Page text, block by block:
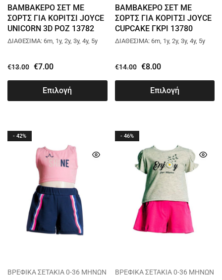
ΒΑΜΒΑΚΕΡΟ ΣΕΤ ΜΕ
ΣΟΡΤΣ ΓΙΑ ΚΟΡΙΤΣΙ JOYCE
UNICORN 3D ΡΟΖ 13782
ΔΙΑΘΕΣΙΜΑ: 6m, 1y, 2y, 3y, 4y, 5y
€13.00 €7.00
Επιλογή
ΒΑΜΒΑΚΕΡΟ ΣΕΤ ΜΕ
ΣΟΡΤΣ ΓΙΑ ΚΟΡΙΤΣΙ JOYCE
CUPCAKE ΓΚΡΙ 13780
ΔΙΑΘΕΣΙΜΑ: 6m, 1y, 2y, 3y, 4y, 5y
€14.00 €8.00
Επιλογή
- 42%
ΒΡΕΦΙΚΑ ΣΕΤΑΚΙΑ 0-36 ΜΗΝΩΝ
- 46%
ΒΡΕΦΙΚΑ ΣΕΤΑΚΙΑ 0-36 ΜΗΝΩΝ